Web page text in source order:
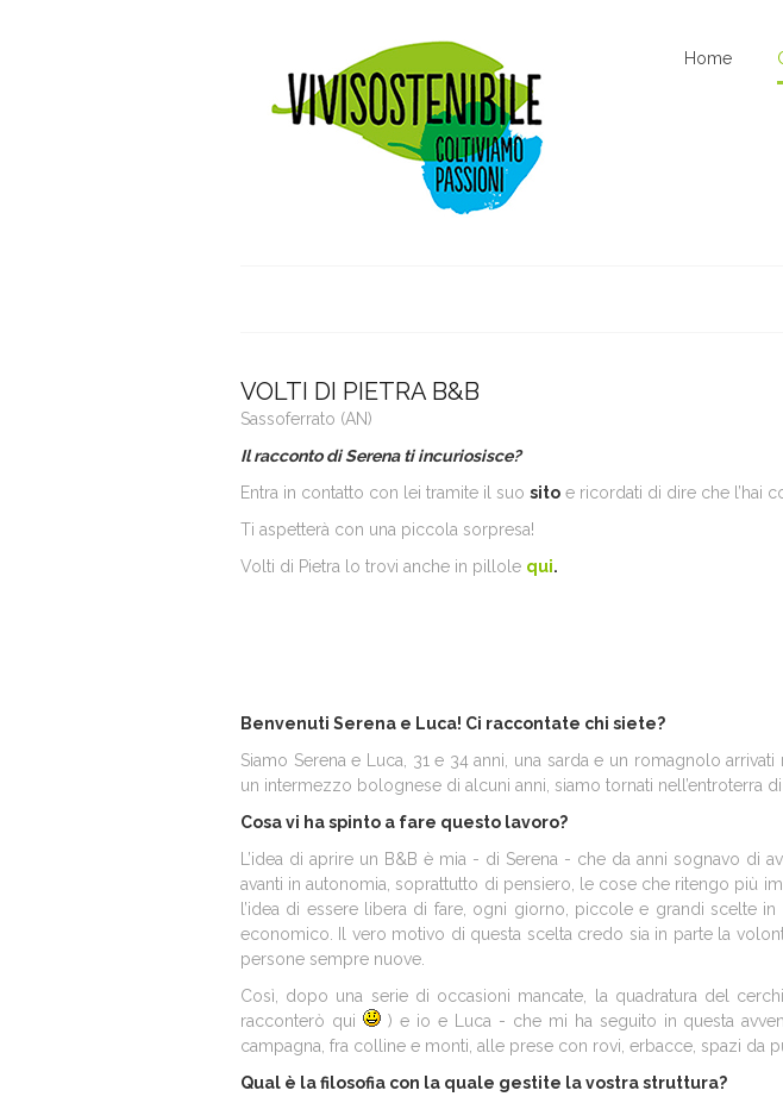
Home
VOLTI DI PIETRA B&B
Sassoferrato (AN)
Il racconto di Serena ti incuriosisce?
Entra in contatto con lei tramite il suo sito e ricordati di dire che l’hai
Ti aspetterà con una piccola sorpresa!
Volti di Pietra lo trovi anche in pillole qui.
Benvenuti Serena e Luca! Ci raccontate chi siete?
Siamo Serena e Luca, 31 e 34 anni, una sarda e un romagnolo
un intermezzo bolognese di alcuni anni, siamo tornati nell’entroterra
Cosa vi ha spinto a fare questo lavoro?
L’idea di aprire un B&B è mia - di Serena - che da anni sognavo
avanti in autonomia, soprattutto di pensiero, le cose che ritengo più
l’idea di essere libera di fare, ogni giorno, piccole e grandi scelte
economico. Il vero motivo di questa scelta credo sia in parte la
persone sempre nuove.
Così, dopo una serie di occasioni mancate, la quadratura del
racconterò qui
) e io e Luca - che mi ha seguito in questa
campagna, fra colline e monti, alle prese con rovi, erbacce, spazi da
Qual è la filosofia con la quale gestite la vostra struttura?